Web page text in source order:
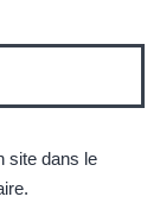
site dans le